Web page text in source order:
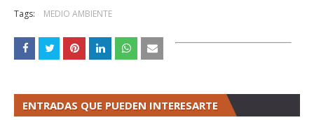
Tags: MEDIO AMBIENTE
ENTRADAS QUE PUEDEN INTERESARTE